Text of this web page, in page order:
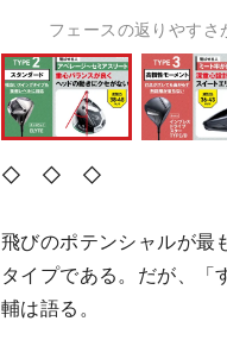
フェースの返りやすさ
◇ ◇ ◇
飛びのポテンシャルが最
タイプである。だが、「
輔は語る。